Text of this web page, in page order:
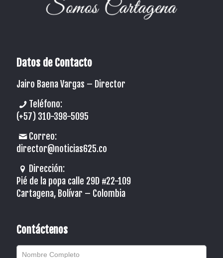
Datos de Contacto
Jairo Baena Vargas – Director
Teléfono:
(+57) 310-398-5095
Correo:
director@noticias625.co
Dirección:
Pié de la popa calle 29D #22-109
Cartagena, Bolívar – Colombia
Contáctenos